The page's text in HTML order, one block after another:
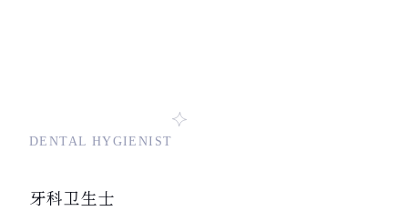
DENTAL HYGIENIST
牙科卫生士